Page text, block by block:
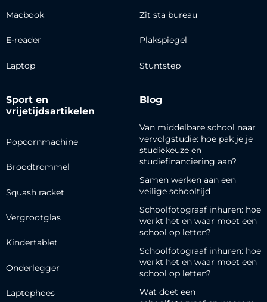
Macbook
E-reader
Laptop
Zit sta bureau
Plakspiegel
Stuntstep
Sport en
vrijetijdsartikelen
Popcornmachine
Broodtrommel
Squash racket
Vergrootglas
Kindertablet
Onderlegger
Laptophoes
Blog
Van middelbare school naar
vervolgstudie: hoe pak je je
studiekeuze en
studiefinanciering aan?
Samen werken aan een
veilige schooltijd
Schoolfotograaf inhuren: hoe
werkt het en waar moet een
school op letten?
Schoolfotograaf inhuren: hoe
werkt het en waar moet een
school op letten?
Wat doet een